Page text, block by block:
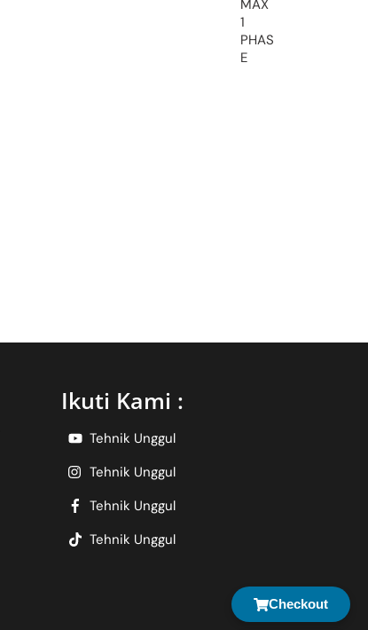
Checkout
Ikuti Kami :
Tehnik Unggul
Tehnik Unggul
Tehnik Unggul
Tehnik Unggul